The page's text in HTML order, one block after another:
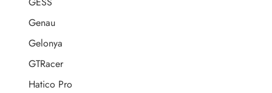
Genau
Gelonya
GTRacer
Hatico Pro